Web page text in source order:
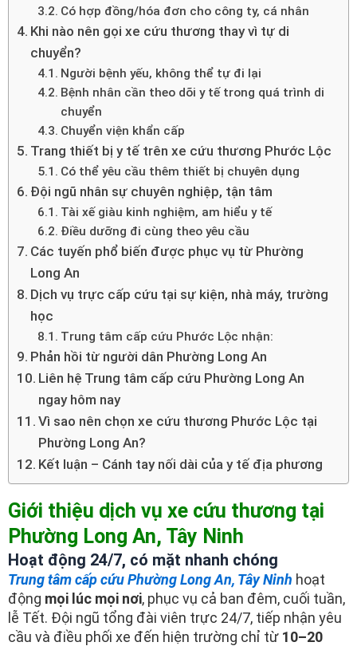
Có hợp đồng/hóa đơn cho công ty, cá nhân
Khi nào nên gọi xe cứu thương thay vì tự di
chuyển?
Người bệnh yếu, không thể tự đi lại
Bệnh nhân cần theo dõi y tế trong quá trình di
chuyển
Chuyển viện khẩn cấp
Trang thiết bị y tế trên xe cứu thương Phước Lộc
Có thể yêu cầu thêm thiết bị chuyên dụng
Đội ngũ nhân sự chuyên nghiệp, tận tâm
Tài xế giàu kinh nghiệm, am hiểu y tế
Điều dưỡng đi cùng theo yêu cầu
Các tuyến phổ biến được phục vụ từ Phường
Long An
Dịch vụ trực cấp cứu tại sự kiện, nhà máy, trường
học
Trung tâm cấp cứu Phước Lộc nhận:
Phản hồi từ người dân Phường Long An
Liên hệ Trung tâm cấp cứu Phường Long An
ngay hôm nay
Vì sao nên chọn xe cứu thương Phước Lộc tại
Phường Long An?
Kết luận – Cánh tay nối dài của y tế địa phương
Giới thiệu dịch vụ xe cứu thương tại
Phường Long An, Tây Ninh
Hoạt động 24/7, có mặt nhanh chóng
Trung tâm cấp cứu Phường Long An, Tây Ninh hoạt
động mọi lúc mọi nơi, phục vụ cả ban đêm, cuối tuần,
lễ Tết. Đội ngũ tổng đài viên trực 24/7, tiếp nhận yêu
cầu và điều phối xe đến hiện trường chỉ từ 10–20